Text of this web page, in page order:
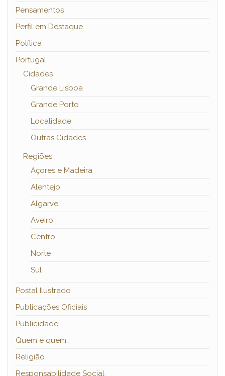
Pensamentos
Perfil em Destaque
Política
Portugal
Cidades
Grande Lisboa
Grande Porto
Localidade
Outras Cidades
Regiões
Açores e Madeira
Alentejo
Algarve
Aveiro
Centro
Norte
Sul
Postal Ilustrado
Publicações Oficiais
Publicidade
Quem é quem…
Religião
Responsabilidade Social